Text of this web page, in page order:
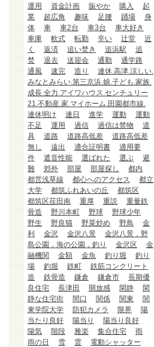
運用
資金計画 賑やか 購入
起
業
超広角 趣味 足腰 踊場
身
体
車 車2台 車3台
車大好き
車庫
軟式 転勤 辛い 辻堂
近
く
返済 追い焚き 追浜駅
追
焚
退去 送迎会 通勤
通学路
通風
速完 造り
連休.高津.涼しい.
みなとみらい.第三京浜.娘.子ども.家族.
成長.全力.アイワハウス.センチュリー
21.不動産.家.マイホーム.田園都市線.
連休明け
連日 進学 運動
運動
不足
運用 過信 過信は禁物
道
具
道路 道路高低差
道路高低差
無し
遠出 適合証明書
適用要
件
遮音性能 選ばれた 選ぶ
避
難
郊外 部屋 部屋探し
都内
都営浅草線
都心へのアクセス
都立
大学
都筑ふれあいの丘
都筑区
都筑区荏田南
重厚 重説
重量鉄
骨造
野川本町 野球
野球少年
野生
野良猫 野菜炒め 野鳥
金
利
金沢 金沢八景
金沢八景，野
島公園，海の公園，釣り
金沢区
金
融機関
金額 金魚 釣り堀
釣り
場
釣堀 鉄町
鉄筋コンクリート
造
鉄骨造 鎌倉 鎌倉市
長期優
良住宅
長津田 開放感 閑静
閑
静な住宅街
間口 関係 関東
関
東学院大学
防犯カメラ 限界
陽
当たり良好
陽当り
陽当り良好
陽気
階段 雅楽 集合住宅
雨
雨の日
雪 雲
電動シャッター